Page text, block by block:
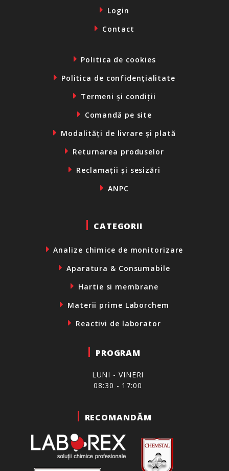
Login
Contact
Politica de cookies
Politica de confidențialitate
Termeni și condiții
Comandă pe site
Modalități de livrare și plată
Returnarea produselor
Reclamații și sesizări
ANPC
CATEGORII
Analize chimice de monitorizare
Aparatura & Consumabile
Hartie si membrane
Materii prime Laborchem
Reactivi de laborator
PROGRAM
LUNI - VINERI
08:30 - 17:00
RECOMANDĂM